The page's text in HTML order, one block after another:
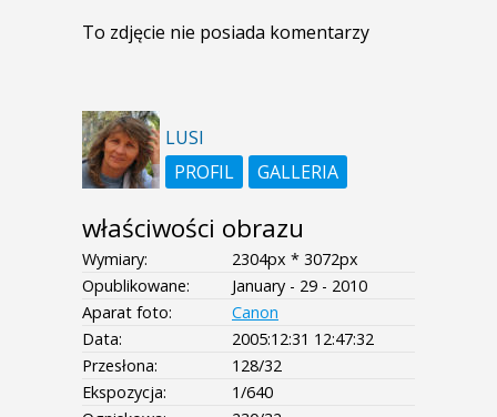
To zdjęcie nie posiada komentarzy
LUSI
PROFIL
GALLERIA
właściwości obrazu
Wymiary:
2304px * 3072px
Opublikowane:
January - 29 - 2010
Aparat foto:
Canon
Data:
2005:12:31 12:47:32
Przesłona:
128/32
Ekspozycja:
1/640